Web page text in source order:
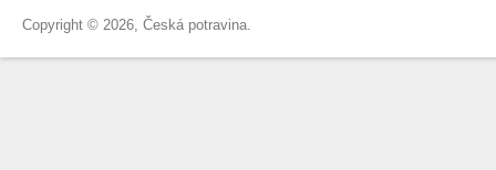
Copyright © 2026, Česká potravina.